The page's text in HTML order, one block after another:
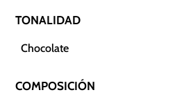
TONALIDAD
Chocolate
COMPOSICIÓN